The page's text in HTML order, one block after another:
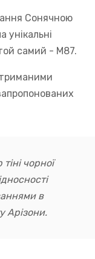
Сонячною
унікальні
самий - М87.
чорної
в
Арізони.